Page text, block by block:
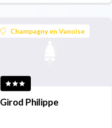
Champagny en Vanoise
Girod Philippe